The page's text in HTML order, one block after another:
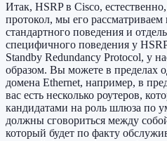
Итак, HSRP в Cisco,
протокол, мы его
стандартного поведения и
специфичного поведения у
Standby Redundancy Protocol, у
образом. Вы можете в пределах
домена Ethernet, например, в
вас есть несколько роутеров,
кандидатами на роль шлюза по
должны сговориться между
который будет по факту